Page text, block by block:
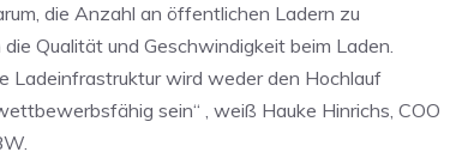
die Anzahl an öffentlichen Ladern zu
Qualität und Geschwindigkeit beim Laden.
Ladeinfrastruktur wird weder den Hochlauf
sein“ , weiß Hauke Hinrichs, COO